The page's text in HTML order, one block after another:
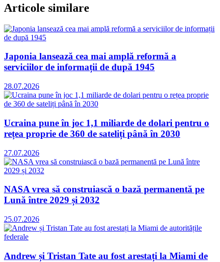
Articole similare
Japonia lansează cea mai amplă reformă a
serviciilor de informații de după 1945
28.07.2026
Ucraina pune în joc 1,1 miliarde de dolari pentru o
rețea proprie de 360 de sateliți până în 2030
27.07.2026
NASA vrea să construiască o bază permanentă pe
Lună între 2029 și 2032
25.07.2026
Andrew și Tristan Tate au fost arestați la Miami de